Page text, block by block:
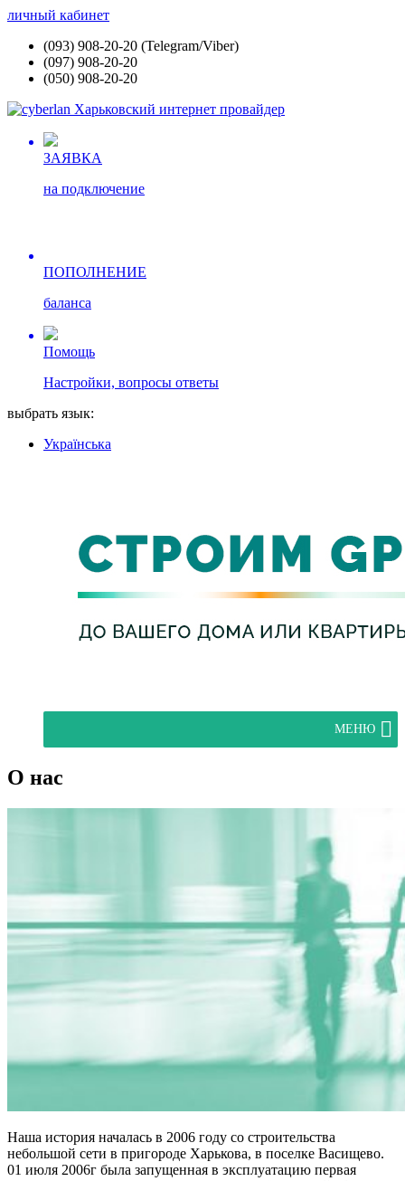
личный кабинет
(093) 908-20-20 (Telegram/Viber)
(097) 908-20-20
(050) 908-20-20
ЗАЯВКА
на подключение
ПОПОЛНЕНИЕ
баланса
Помощь
Настройки, вопросы ответы
выбрать язык:
Українська
МЕНЮ
О нас
Наша история началась в 2006 году со строительства
небольшой сети в пригороде Харькова, в поселке Васищево.
01 июля 2006г была запущенная в эксплуатацию первая